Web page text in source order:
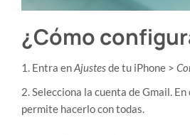
¿Cómo
1. Entra enAjustesde tu iPhone >
2. Selecciona la cuenta de Gmail.
permite hacerlo con todas.